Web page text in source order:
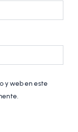
y web en este